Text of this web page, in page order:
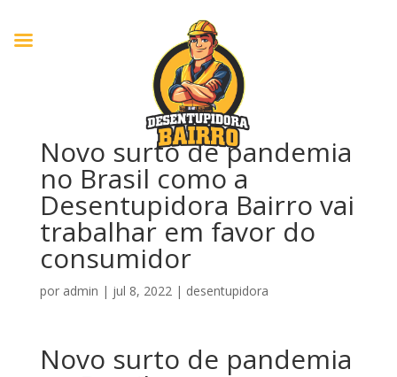
Novo surto de pandemia
no Brasil como a
Desentupidora Bairro vai
trabalhar em favor do
consumidor
por admin | jul 8, 2022| desentupidora
Novo surto de pandemia